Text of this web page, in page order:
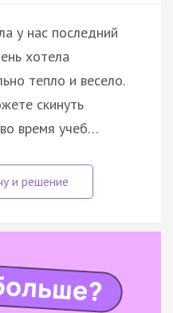
у нас последний
хотела
тепло и весело.
скинуть
время учеб…